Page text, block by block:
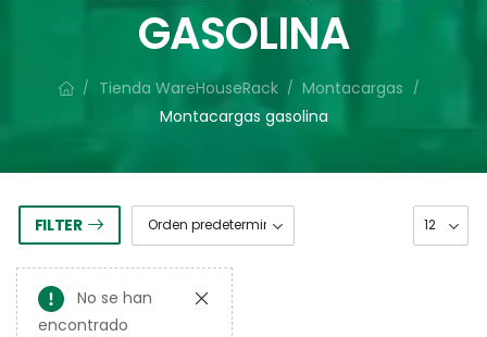
GASOLINA
/ Tienda WareHouseRack / Montacargas /
Montacargas gasolina
FILTER
No se han
encontrado